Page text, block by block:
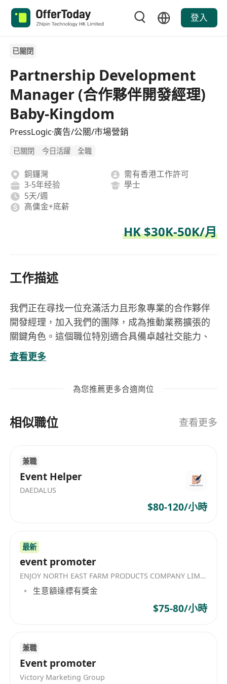
登入
已關閉
Partnership Development
Manager (合作夥伴開發經理)
Baby-Kingdom
PressLogic·廣告/公關/市場營銷
已關閉 今日活躍 全職
銅鑼灣
需有香港工作許可
3-5年经验
學士
5天/週
高傭金+底薪
HK $30K-50K/月
工作描述
我們正在尋找一位充滿活力且形象專業的合作夥伴
開發經理，加入我們的團隊，成為推動業務擴張的
關鍵角色。這個職位特別適合具備卓越社交能力、
善於建立人脈和開創新機遇的人士，為你提供充滿
挑戰與機會的職業發展道路。
性合作夥伴關係，並透過香港 No.1 的親子育兒論
力。你還將有機會參與完整的業務開發流程，運用
在 PressLogic，我們的 Sales 團隊不只是傳統的業
務角色，更是客戶與我們強大 Ad-Tech 生態系之間
的策略夥伴與橋樑。你將負責為來自不同產業的客
戶設計創新、高效的行銷解決方案，並靈活運用我
HolidaySmart、BusinessFocus、UrbanLife
Health、TopBeauty 等，覆蓋女性生活、旅遊
餐飲、商業財經、健康、美妝、親子育兒、寵
物、韓流等多元領域）
：AI 驅動的社群洞察與行銷分析工
ChatBooster
具，實現對話式行銷與自動化 CRM。
EchoMaker：AI 驅動的 KOL 行銷平台，結合
查看更多
為您推薦更多合適崗位
相似職位 查看更多
兼職
Event Helper
DAEDALUS
$80-120/小時
最新
event promoter
ENJOY NORTH EAST FARM PRODUCTS COMPANY LIMITED
生意額達標有獎金
$75-80/小時
兼職
Event promoter
Victory Marketing Group